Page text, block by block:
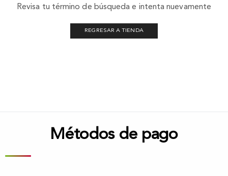
Revisa tu término de búsqueda e intenta nuevamente
REGRESAR A TIENDA
Métodos de pago